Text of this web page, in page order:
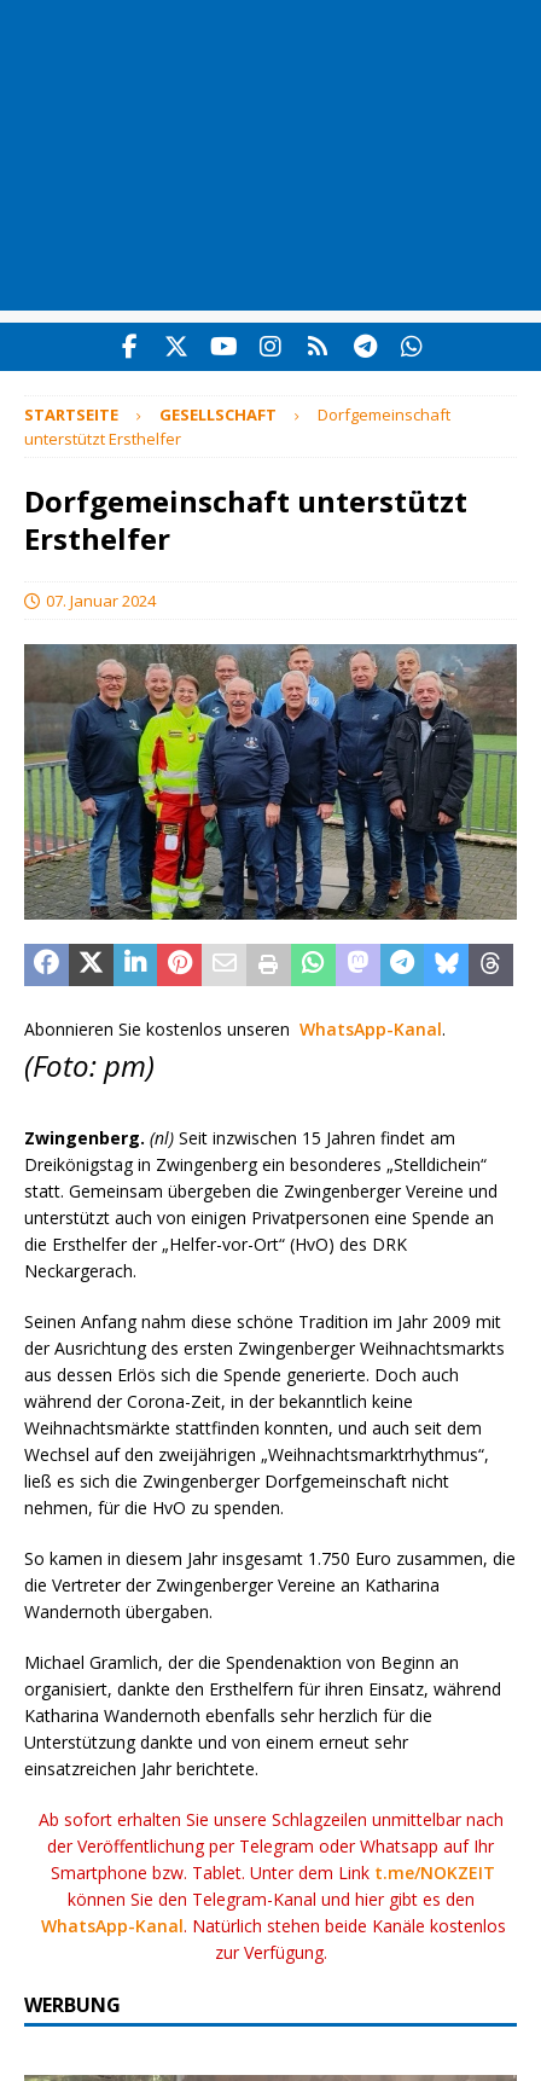
STARTSEITE GESELLSCHAFT
Dorfgemeinschaft
unterstützt Ersthelfer
Dorfgemeinschaft unterstützt
Ersthelfer
07. Januar 2024
Abonnieren Sie kostenlos unseren WhatsApp-Kanal.
(Foto: pm)
Zwingenberg. (nl) Seit inzwischen 15 Jahren findet am
Dreikönigstag in Zwingenberg ein besonderes „Stelldichein“
statt. Gemeinsam übergeben die Zwingenberger Vereine und
unterstützt auch von einigen Privatpersonen eine Spende an
die Ersthelfer der „Helfer-vor-Ort“ (HvO) des DRK
Neckargerach.
Seinen Anfang nahm diese schöne Tradition im Jahr 2009 mit
der Ausrichtung des ersten Zwingenberger Weihnachtsmarkts
aus dessen Erlös sich die Spende generierte. Doch auch
während der Corona-Zeit, in der bekanntlich keine
Weihnachtsmärkte stattfinden konnten, und auch seit dem
Wechsel auf den zweijährigen „Weihnachtsmarktrhythmus“,
ließ es sich die Zwingenberger Dorfgemeinschaft nicht
nehmen, für die HvO zu spenden.
So kamen in diesem Jahr insgesamt 1.750 Euro zusammen, die
die Vertreter der Zwingenberger Vereine an Katharina
Wandernoth übergaben.
Michael Gramlich, der die Spendenaktion von Beginn an
organisiert, dankte den Ersthelfern für ihren Einsatz, während
Katharina Wandernoth ebenfalls sehr herzlich für die
Unterstützung dankte und von einem erneut sehr
einsatzreichen Jahr berichtete.
Ab sofort erhalten Sie unsere Schlagzeilen unmittelbar nach
der Veröffentlichung per Telegram oder Whatsapp auf Ihr
Smartphone bzw. Tablet. Unter dem Link t.me/NOKZEIT
können Sie den Telegram-Kanal und hier gibt es den
WhatsApp-Kanal. Natürlich stehen beide Kanäle kostenlos
zur Verfügung.
WERBUNG